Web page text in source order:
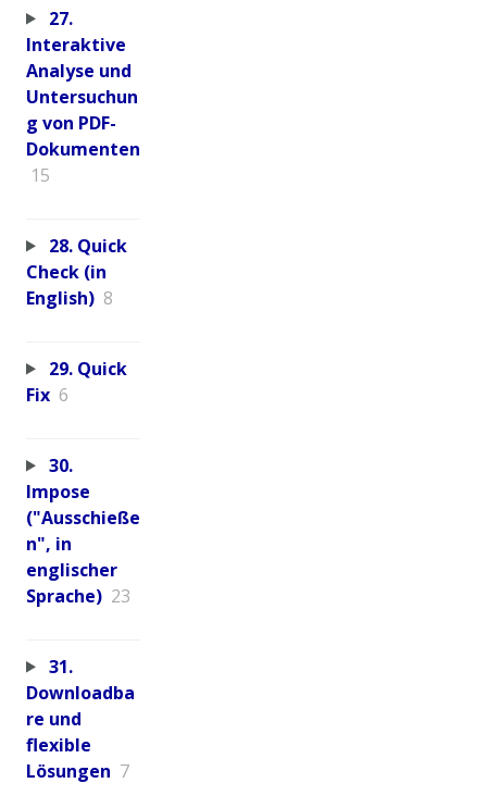
27.
Interaktive
Analyse und
Untersuchun
g von PDF-
Dokumenten
15
28. Quick
Check (in
English) 8
29. Quick
Fix 6
30.
Impose
("Ausschieße
n", in
englischer
Sprache) 23
31.
Downloadba
re und
flexible
Lösungen 7